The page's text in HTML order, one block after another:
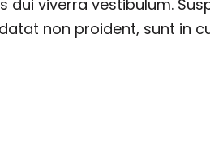
dui viverra vestibulum.
non proident, sunt in